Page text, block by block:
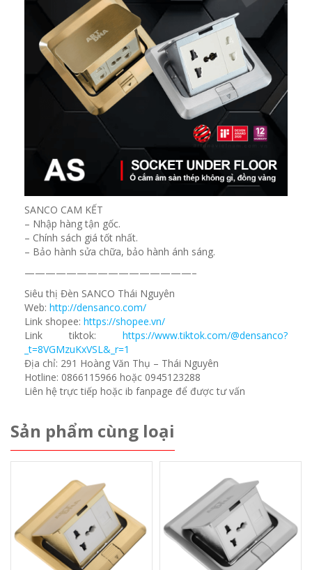
SANCO CAM KẾT
– Nhập hàng tận gốc.
– Chính sách giá tốt nhất.
– Bảo hành sửa chữa, bảo hành ánh sáng.
————————————————–
Siêu thị Đèn SANCO Thái Nguyên
Web: http://densanco.com/
Link shopee: https://shopee.vn/
Link tiktok: https://www.tiktok.com/@densanco?
_t=8VGMzuKxVSL&_r=1
Địa chỉ: 291 Hoàng Văn Thụ – Thái Nguyên
Hotline: 0866115966 hoặc 0945123288
Liên hệ trực tiếp hoặc ib fanpage để được tư vấn
Sản phẩm cùng loại